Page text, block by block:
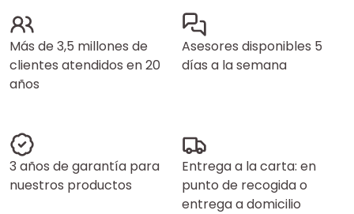
Más de 3,5 millones de
clientes atendidos en 20
años
Asesores disponibles 5
días a la semana
3 años de garantía para
nuestros productos
Entrega a la carta: en
punto de recogida o
entrega a domicilio